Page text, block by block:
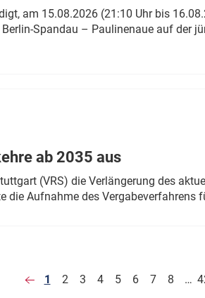
am 15.08.2026 (21:10 Uhr bis
Spandau – Paulinenaue auf der
ab 2035 aus
(VRS) die Verlängerung des
die Aufnahme des Vergabeverfahrens
1 2 3 4 5 6 7 8 …